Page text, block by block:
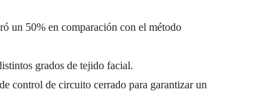
un 50% en comparación con el método
grados de tejido facial.
control de circuito cerrado para garantizar un